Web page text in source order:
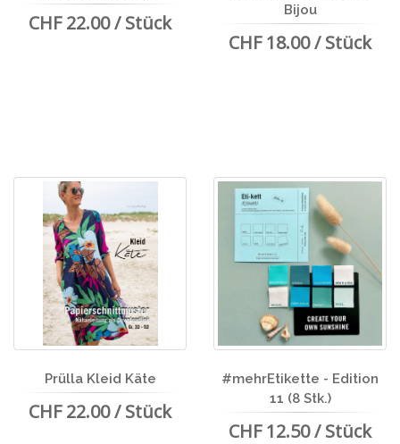
CHF 22.00 / Stück
Bijou
CHF 18.00 / Stück
Prülla Kleid Käte
CHF 22.00 / Stück
#mehrEtikette - Edition
11 (8 Stk.)
CHF 12.50 / Stück